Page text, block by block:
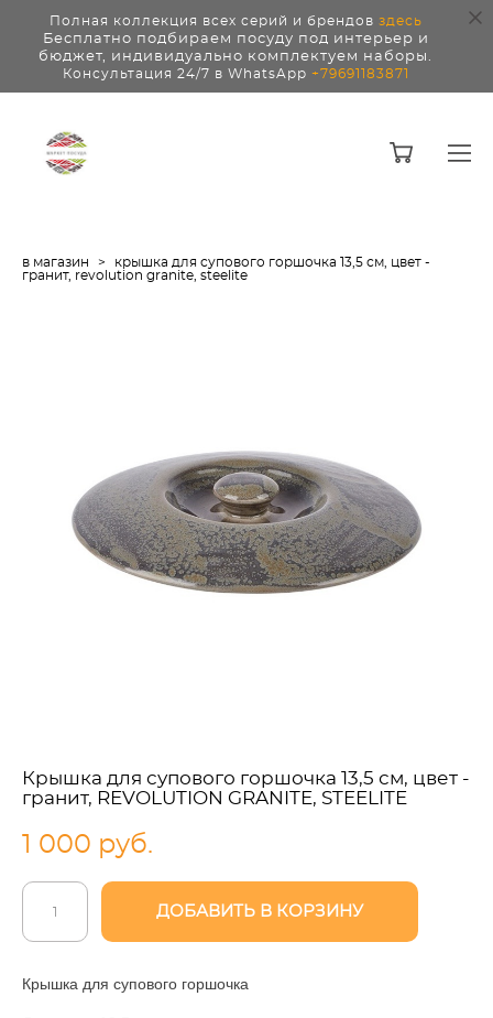
Полная коллекция всех серий и брендов здесь
Бесплатно подбираем посуду под интерьер и
бюджет, индивидуально комплектуем наборы.
Консультация 24/7 в WhatsApp +79691183871
в магазин >
крышка для супового горшочка 13,5 см, цвет -
гранит, revolution granite, steelite
Крышка для супового горшочка 13,5 см, цвет -
гранит, REVOLUTION GRANITE, STEELITE
1 000 pуб.
ДОБАВИТЬ В КОРЗИНУ
Крышка для супового горшочка